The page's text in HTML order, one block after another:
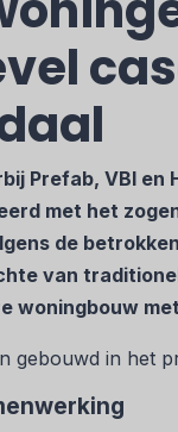
Prefab, VBI
met het
de
van
woningbouw
gebouwd in het